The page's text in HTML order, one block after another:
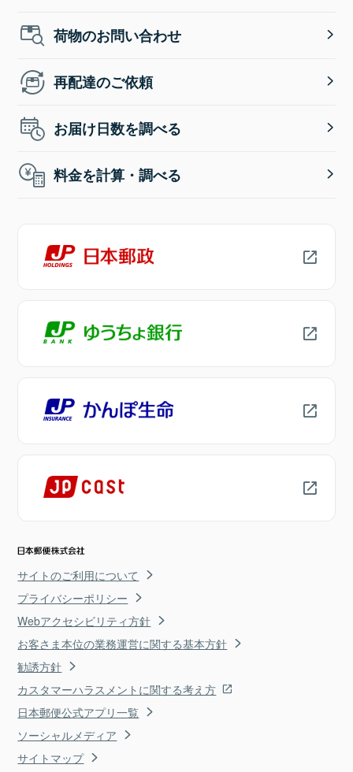
荷物のお問い合わせ
再配達のご依頼
お届け日数を調べる
料金を計算・調べる
サイトのご利用について
プライバシーポリシー
Webアクセシビリティ方針
お客さま本位の業務運営に関する基本方針
勧誘方針
カスタマーハラスメントに関する考え方
日本郵便公式アプリ一覧
ソーシャルメディア
サイトマップ